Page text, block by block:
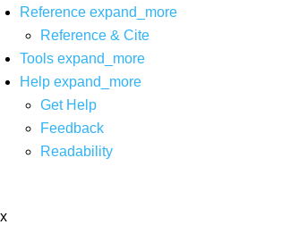
Reference expand_more
Reference & Cite
Tools expand_more
Help expand_more
Get Help
Feedback
Readability
x